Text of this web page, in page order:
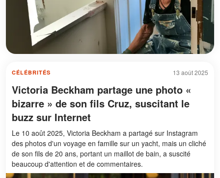
13 août 2025
CÉLÉBRITÉS
Victoria Beckham partage une photo «
bizarre » de son fils Cruz, suscitant le
buzz sur Internet
Le 10 août 2025, Victoria Beckham a partagé sur Instagram
des photos d'un voyage en famille sur un yacht, mais un cliché
de son fils de 20 ans, portant un maillot de bain, a suscité
beaucoup d'attention et de commentaires.